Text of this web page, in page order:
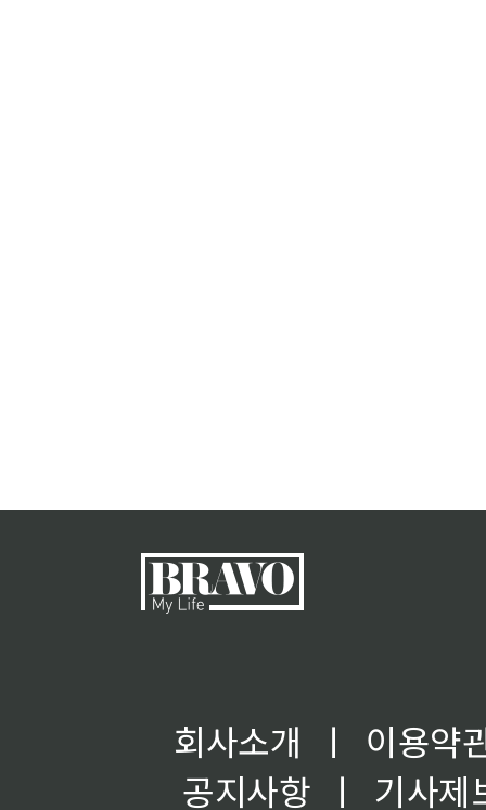
회사소개 ㅣ
이용약
공지사항
ㅣ
기사제